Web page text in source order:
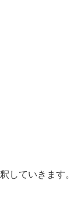
していきます。